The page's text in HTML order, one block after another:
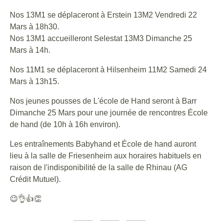
Nos 13M1 se déplaceront à Erstein 13M2 Vendredi 22
Mars à 18h30.
Nos 13M1 accueilleront Selestat 13M3 Dimanche 25
Mars à 14h.
Nos 11M1 se déplaceront à Hilsenheim 11M2 Samedi 24
Mars à 13h15.
Nos jeunes pousses de L'école de Hand seront à Barr
Dimanche 25 Mars pour une journée de rencontres École
de hand (de 10h à 16h environ).
Les entraînements Babyhand et École de hand auront
lieu à la salle de Friesenheim aux horaires habituels en
raison de l'indisponibilité de la salle de Rhinau (AG
Crédit Mutuel).
😉👌👍👏